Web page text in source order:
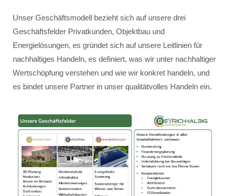
Unser Geschäftsmodell bezieht sich auf unsere drei
Geschäftsfelder Privatkunden, Objektbau und
Energielösungen, es gründet sich auf unsere Leitlinien für
nachhaltiges Handeln, es definiert, was wir unter nachhaltiger
Wertschöpfung verstehen und wie wir konkret handeln, und
es bindet unsere Partner in unser qualitätvolles Handeln ein.